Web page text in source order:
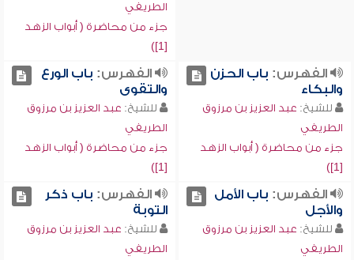
الطريفي
جزء من محاضرة ( أبواب الزهد
[1])
الفهرس: باب الحزن
والبكاء
للشيخ: عبد العزيز بن مرزوق
الطريفي
جزء من محاضرة ( أبواب الزهد
[1])
الفهرس: باب الورع
والتقوى
للشيخ: عبد العزيز بن مرزوق
الطريفي
جزء من محاضرة ( أبواب الزهد
[1])
الفهرس: باب الأمل
والأجل
للشيخ: عبد العزيز بن مرزوق
الطريفي
الفهرس: باب ذكر
التوبة
للشيخ: عبد العزيز بن مرزوق
الطريفي